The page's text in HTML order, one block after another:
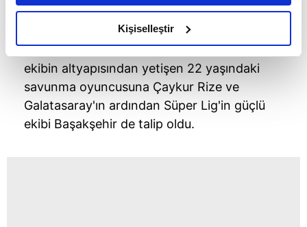
amacımızın size daha iyi bir reklam deneyimi sunmak
olduğunu ve sizlere en iyi içerikleri sunabilmek adına
elimizden gelen çabayı gösterdiğimizi ve bu noktada,
reklamların maliyetlerimizi karşılamak noktasında tek gelir
kalemimiz olduğunu sizlere hatırlatmak isteriz.
Her halükârda, kullanıcılar, bu çerezlere izin vermedikleri
takdirde, kullanıcılara hedefli reklamlar
Kişiselleştir
YUSUF İÇİN DEVLER YARIŞTA
Altınordu'da Yusuf Yalçın Arslan, Süper Lig
ekiplerini peşine taktı. Kırmızı-lacivertli
ekibin altyapısından yetişen 22 yaşındaki
savunma oyuncusuna Çaykur Rize ve
Galatasaray'ın ardından Süper Lig'in güçlü
ekibi Başakşehir de talip oldu.